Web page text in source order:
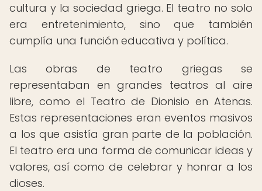
cultura y la sociedad griega. El teatro no solo
era entretenimiento, sino que también
cumplía una función educativa y política.
Las obras de teatro griegas se
representaban en grandes teatros al aire
libre, como el Teatro de Dionisio en Atenas.
Estas representaciones eran eventos masivos
a los que asistía gran parte de la población.
El teatro era una forma de comunicar ideas y
valores, así como de celebrar y honrar a los
dioses.